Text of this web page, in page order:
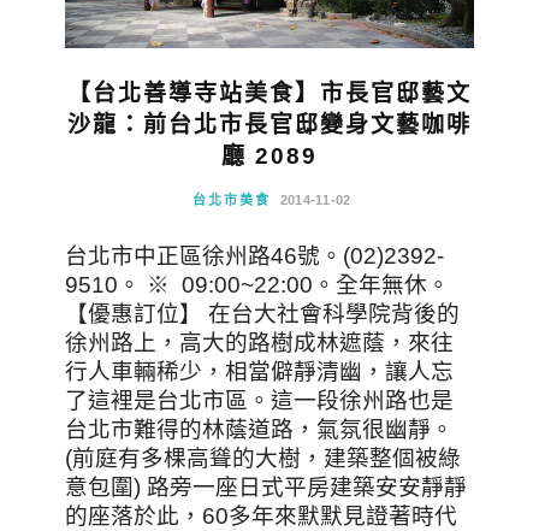
【台北善導寺站美食】市長官邸藝文
沙龍：前台北市長官邸變身文藝咖啡
廳 2089
台北市美食 2014-11-02
台北市中正區徐州路46號。(02)2392-
9510。 ※ 09:00~22:00。全年無休。
【優惠訂位】 在台大社會科學院背後的
徐州路上，高大的路樹成林遮蔭，來往
行人車輛稀少，相當僻靜清幽，讓人忘
了這裡是台北市區。這一段徐州路也是
台北市難得的林蔭道路，氣氛很幽靜。
(前庭有多棵高聳的大樹，建築整個被綠
意包圍) 路旁一座日式平房建築安安靜靜
的座落於此，60多年來默默見證著時代